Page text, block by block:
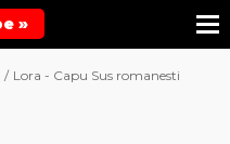
»
/ Lora - Capu Sus romanesti